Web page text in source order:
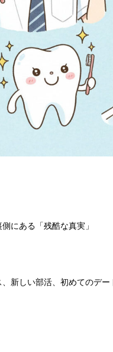
にある「残酷な真実」
、新しい部活、初めてのデ